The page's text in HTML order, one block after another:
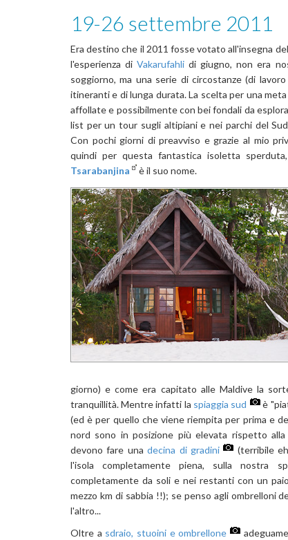
19-26 settembre 2011
Era destino che il 2011 fosse votato all'insegna
l'esperienza diVakarufahli di giugno, non era
soggiorno, ma una serie di circostanze (di
itineranti e di lunga durata. La scelta per una
affollate e possibilmente con bei fondali da
list per un tour sugli altipiani e nei parchi del
Con pochi giorni di preavviso e grazie al mio
quindi per questa fantastica isoletta
Tsarabanjina
è il suo nome.
giorno) e come era capitato alle Maldive la
tranquillità. Mentre infatti la spiaggia sud
è
(ed è per quello che viene riempita per prima e
nord sono in posizione più elevata rispetto
devono fare unadecina di gradini
(terribile
l'isola completamente piena, sulla nostra
completamente da soli e nei restanti con un
mezzo km di sabbia !!); se penso agli ombrelloni
l'altro...
Oltre a sdraio, stuoini e ombrellone